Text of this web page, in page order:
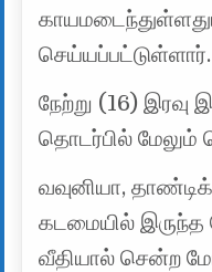
செய்யப்பட்டுள்ளார்.
நேற்று (16)
தொடர்பில் மேலும்
வவுனியா,
கடமையில் இருந்த
வீதியால் சென்ற